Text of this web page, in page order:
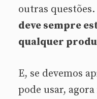
outras questões.
deve sempre
qualquer
E, se devemos
pode usar,